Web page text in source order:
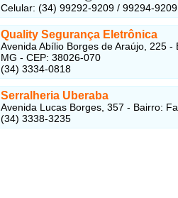
Celular: (34) 99292-9209 / 99294-9209
Quality Segurança Eletrônica
Avenida Abílio Borges de Araújo, 225
MG - CEP: 38026-070
(34) 3334-0818
Serralheria Uberaba
Avenida Lucas Borges, 357 - Bairro:
(34) 3338-3235